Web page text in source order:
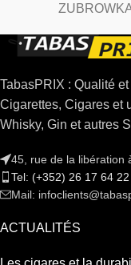
TabasPRIX : Qualité
Cigarettes, Cigares et
Whisky, Gin et autres
45, rue de la libération
Tel: (+352) 26 17 64 22
Mail:
ACTUALITÉS